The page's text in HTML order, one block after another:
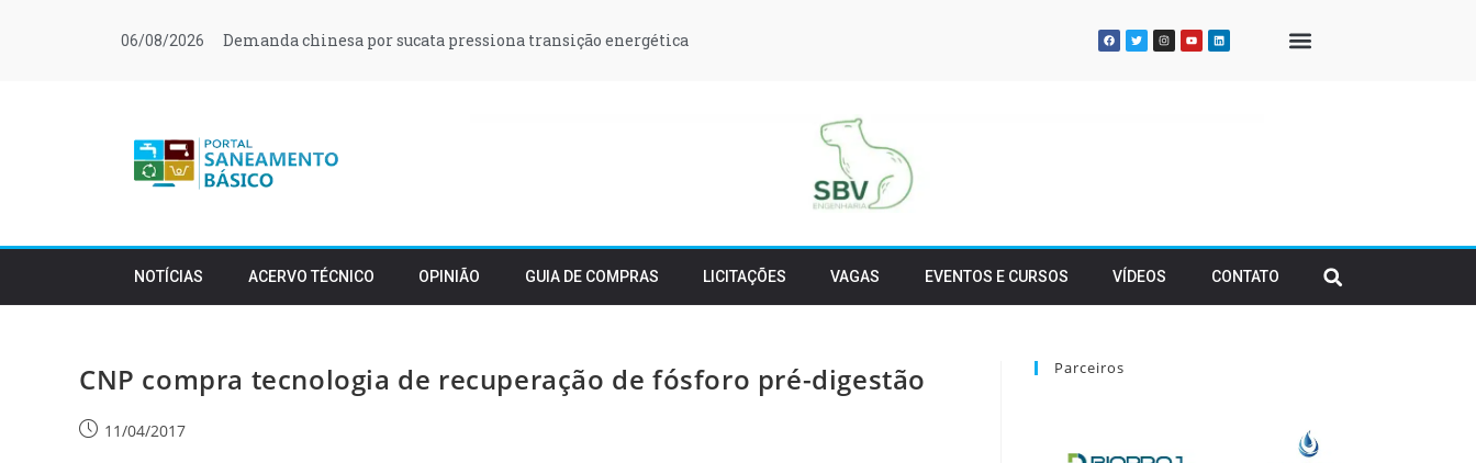
06/08/2026 Demanda chinesa por sucata pressiona transição energética
NOTÍCIAS ACERVO TÉCNICO OPINIÃO GUIA DE COMPRAS LICITAÇÕES VAGAS EVENTOS E CURSOS VÍDEOS CONTATO
CNP compra tecnologia de recuperação de fósforo pré-digestão
11/04/2017
Parceiros